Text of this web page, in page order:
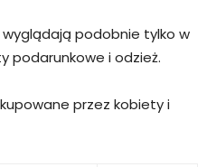
podobnie tylko w
podarunkowe i odzież.
przez kobiety i